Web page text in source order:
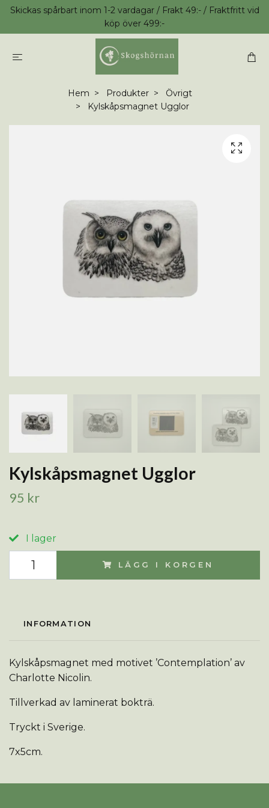
Skickas spårbart inom 1-2 vardagar / Frakt 49:- / Fraktfritt vid
köp över 499:-
Hem Produkter
Övrigt
Kylskåpsmagnet Ugglor
Kylskåpsmagnet Ugglor
95 kr
I lager
LÄGG I KORGEN
INFORMATION
Kylskåpsmagnet med motivet ’Contemplation’ av
Charlotte Nicolin.
Tillverkad av laminerat bokträ.
Tryckt i Sverige.
7x5cm.